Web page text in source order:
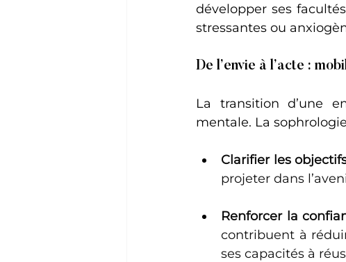
développer ses
stressantes ou
De l’envie à l’acte :
La transition d’une
mentale. La
Clarifier les
projeter dans
Renforcer la
contribuent à
ses capacités à